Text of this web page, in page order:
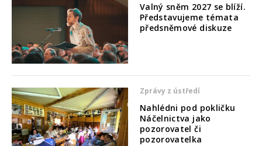
Valný sněm 2027 se blíží.
Představujeme témata
předsněmové diskuze
Zprávy z ústředí
Nahlédni pod pokličku
Náčelnictva jako
pozorovatel či
pozorovatelka